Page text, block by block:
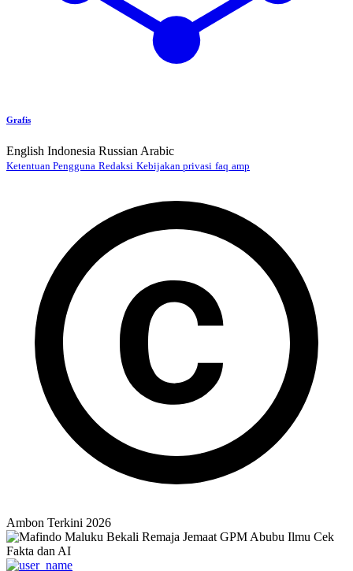
Grafis
English Indonesia Russian Arabic
Ketentuan Pengguna Redaksi Kebijakan privasi faq amp
Ambon Terkini 2026